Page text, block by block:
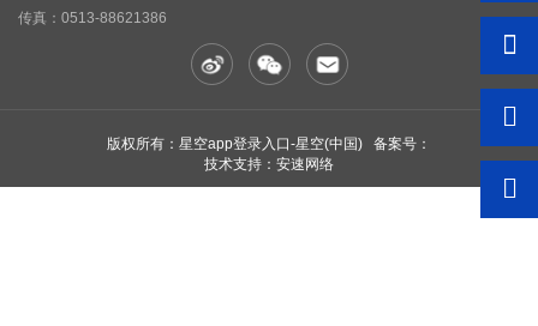
传真： 0513-88621386
版权所有：星空app登录入口-星空(中国) 备案号：
技术支持：安速网络